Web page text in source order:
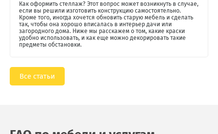
Как оформить стеллаж? Этот вопрос может возникнуть в случае,
если вы решили изготовить конструкцию самостоятельно.
Кроме того, иногда хочется обновить старую мебель и сделать
так, чтобы она хорошо вписалась в интерьер дачи или
загородного дома. Ниже мы расскажем о том, какие краски
удобно использовать, и как еще можно декорировать такие
предметы обстановки.
Все статьи